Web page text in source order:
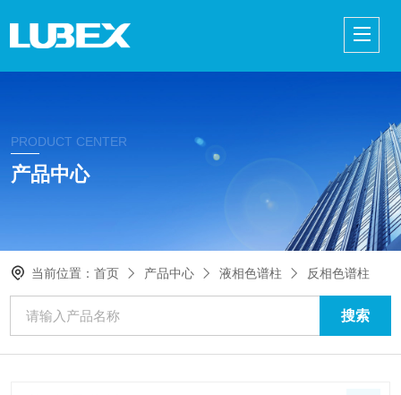
PRODUCT CENTER
产品中心
当前位置：首页 产品中心 液相色谱柱 反相色谱柱